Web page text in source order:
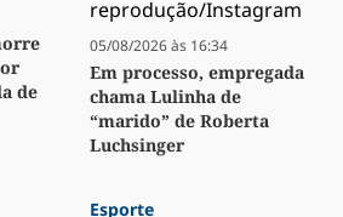
de
05/08/2026 às 16:34
Em processo, empregada
chama Lulinha de
“marido” de Roberta
Luchsinger
Esporte